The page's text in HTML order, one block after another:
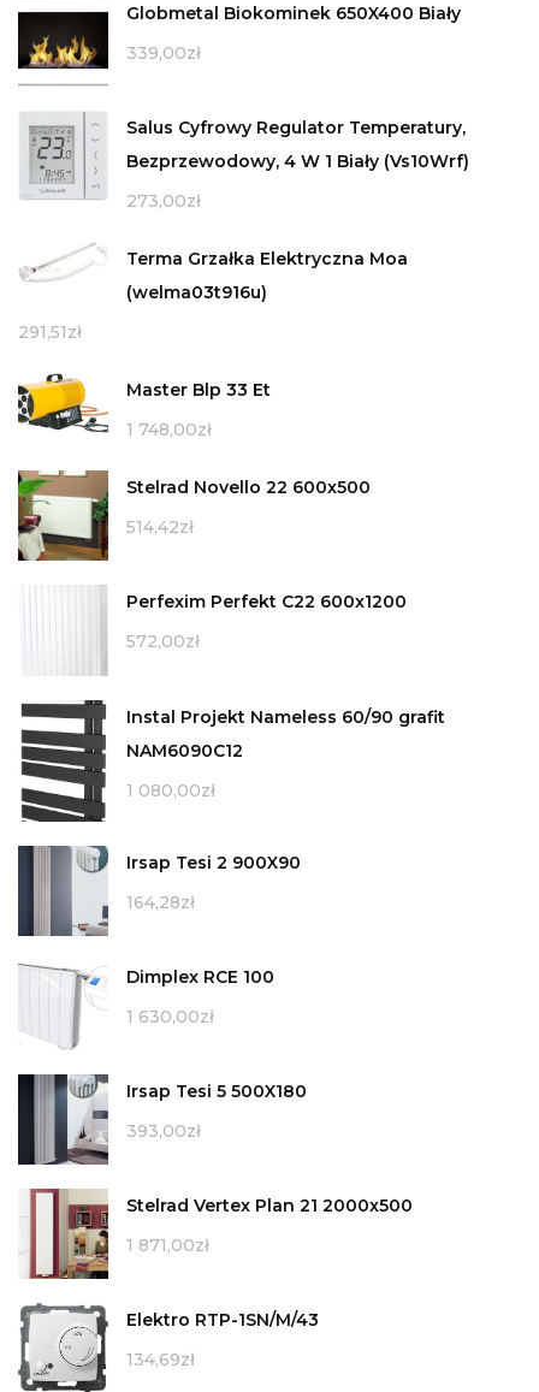
Globmetal Biokominek 650X400 Biały
339,00zł
Salus Cyfrowy Regulator Temperatury,
Bezprzewodowy, 4 W 1 Biały (Vs10Wrf)
273,00zł
Terma Grzałka Elektryczna Moa
(welma03t916u)
291,51zł
Master Blp 33 Et
1 748,00zł
Stelrad Novello 22 600x500
514,42zł
Perfexim Perfekt C22 600x1200
572,00zł
Instal Projekt Nameless 60/90 grafit
NAM6090C12
1 080,00zł
Irsap Tesi 2 900X90
164,28zł
Dimplex RCE 100
1 630,00zł
Irsap Tesi 5 500X180
393,00zł
Stelrad Vertex Plan 21 2000x500
1 871,00zł
Elektro RTP-1SN/M/43
134,69zł